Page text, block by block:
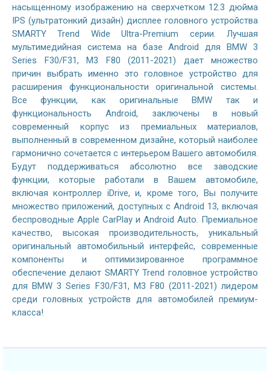
насыщенному изображению на сверхчетком 12.3 дюйма
IPS (ультратонкий дизайн) дисплее головного устройства
SMARTY Trend Wide Ultra-Premium серии. Лучшая
мультимедийная система на базе Android для BMW 3
Series F30/F31, M3 F80 (2011-2021) дает множество
причин выбрать именно это головное устройство для
расширения функциональности оригинальной системы.
Все функции, как оригинальные BMW так и
функциональность Android, заключены в новый
современный корпус из премиальных материалов,
выполненный в современном дизайне, который наиболее
гармонично сочетается с интерьером Вашего автомобиля.
Будут поддерживаться абсолютно все заводские
функции, которые работали в Вашем автомобиле,
включая контроллер iDrive, и, кроме того, Вы получите
множество приложений, доступных с Android 13, включая
беспроводные Apple CarPlay и Android Auto. Премиальное
качество, высокая производительность, уникальный
оригинальный автомобильный интерфейс, современные
компоненты и оптимизированное программное
обеспечение делают SMARTY Trend головное устройство
для BMW 3 Series F30/F31, M3 F80 (2011-2021) лидером
среди головных устройств для автомобилей премиум-
класса!